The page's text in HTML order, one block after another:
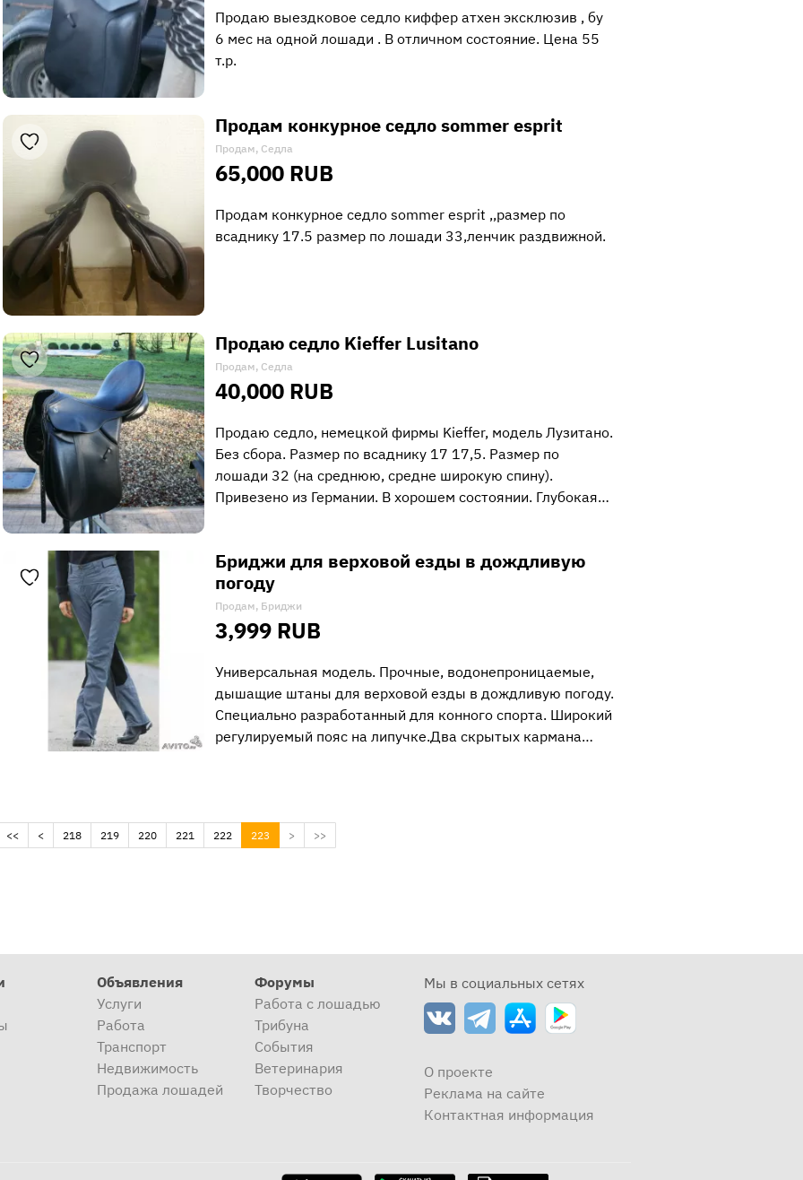
Продаю выездковое седло киффер атхен эксклюзив , бу
6 мес на одной лошади . В отличном состояние. Цена 55
т.р.
Продам конкурное седло sommer esprit
Продам, Седла
65,000 RUB
Продам конкурное седло sommer esprit ,,размер по
всаднику 17.5 размер по лошади 33,ленчик раздвижной.
Продаю седло Kieffer Lusitano
Продам, Седла
40,000 RUB
Продаю седло, немецкой фирмы Kieffer, модель Лузитано.
Без сбора. Размер по всаднику 17 17,5. Размер по
лошади 32 (на среднюю, средне широкую спину).
Привезено из Германии. В хорошем состоянии. Глубокая…
Бриджи для верховой езды в дождливую
погоду
Продам, Бриджи
3,999 RUB
Универсальная модель. Прочные, водонепроницаемые,
дышащие штаны для верховой езды в дождливую погоду.
Специально разработанный для конного спорта. Широкий
регулируемый пояс на липучке.Два скрытых кармана…
<< < 218 219 220 221 222 223 (current)
> >>
Объявления
Услуги
Работа
Транспорт
Недвижимость
Продажа лошадей
Форумы
Работа с лошадью
Трибуна
События
Ветеринария
Творчество
Мы в социальных сетях
О проекте
Реклама на сайте
Контактная информация